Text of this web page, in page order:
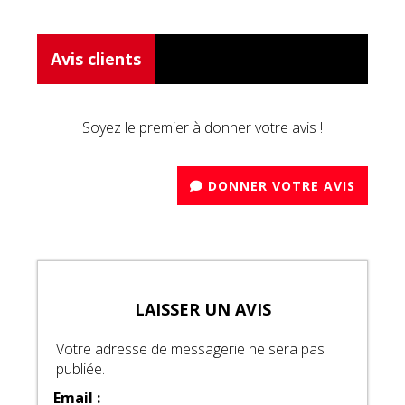
Avis clients
Soyez le premier à donner votre avis !
DONNER VOTRE AVIS
LAISSER UN AVIS
Votre adresse de messagerie ne sera pas
publiée.
Email :